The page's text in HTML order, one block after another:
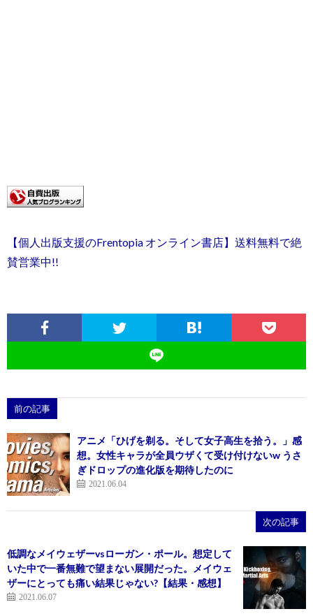
【個人出版支援のFrentopia オンライン書店】送料無料で絶
賛営業中!!
前の記事
アニメ「ひげを剃る。そして女子高生を拾う。」感
想。女性キャラが全員ウザくて受け付けないw うさ
ぎドロップの進化版を期待したのに
2021.06.04
次の記事
低調なメイウェザーvsローガン・ポール。想定して
いた中で一番無難で望まない展開だった。メイウェ
ザーにとっても痛い結果じゃない?【結果・感想】
2021.06.07